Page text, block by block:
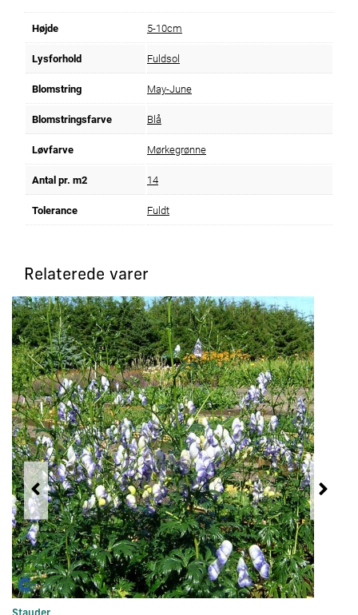
Højde 5-10cm
Lysforhold Fuldsol
Blomstring May-June
Blomstringsfarve Blå
Løvfarve Mørkegrønne
Antal pr. m2 14
Tolerance Fuldt
Relaterede varer